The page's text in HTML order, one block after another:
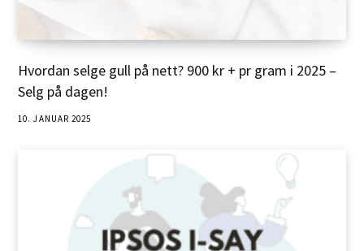
Hvordan selge gull på nett? 900 kr + pr gram i 2025 –
Selg på dagen!
10. JANUAR 2025